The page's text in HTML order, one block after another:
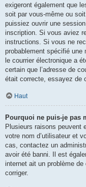
exigeront également que
soit par vous-même ou
puissiez ouvrir une
inscription. Si vous aviez
instructions. Si vous ne
probablement spécifié une
le courrier électronique a
certain que l’adresse de
était correcte, essayez de
Haut
Pourquoi ne puis-je pas
Plusieurs raisons peuvent
votre nom d’utilisateur et
cas, contactez un
avoir été banni. Il est
internet ait un problème
corriger.